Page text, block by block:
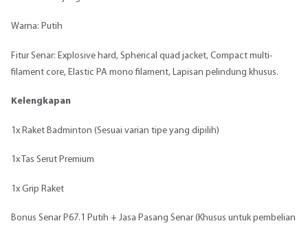
Warna: Putih
Fitur Senar: Explosive hard, Spherical quad jacket, Compact multi-
filament core, Elastic PA mono filament, Lapisan pelindung khusus.
Kelengkapan
1x Raket Badminton (Sesuai varian tipe yang dipilih)
1x Tas Serut Premium
1x Grip Raket
Bonus Senar P67.1 Putih + Jasa Pasang Senar (Khusus untuk pembelian